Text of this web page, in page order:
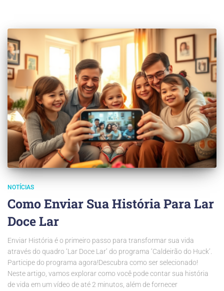
NOTÍCIAS
Como Enviar Sua História Para Lar
Doce Lar
Enviar História é o primeiro passo para transformar sua vida
através do quadro ‘Lar Doce Lar’ do programa ‘Caldeirão do Huck’.
Participe do programa agora!Descubra como ser selecionado!
Neste artigo, vamos explorar como você pode contar sua história
de vida em um vídeo de até 2 minutos, além de fornecer